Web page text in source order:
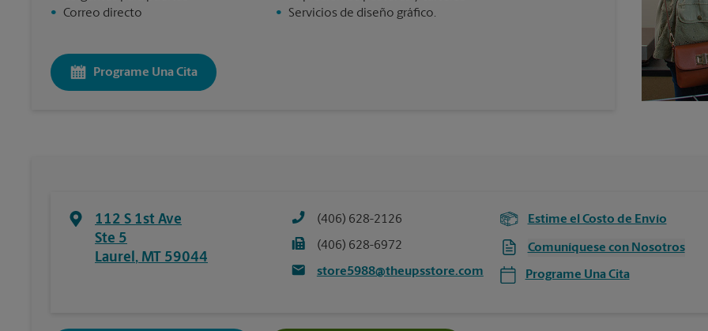
• Correo directo
•
Servicios de diseño gráfico.
Programe Una Cita
112 S 1st Ave
Ste 5
Laurel, MT 59044
(406) 628-2126
(406) 628-6972
store5988@theupsstore.com
Estime el Costo de Envío
Comuníquese con Nosotros
Programe Una Cita